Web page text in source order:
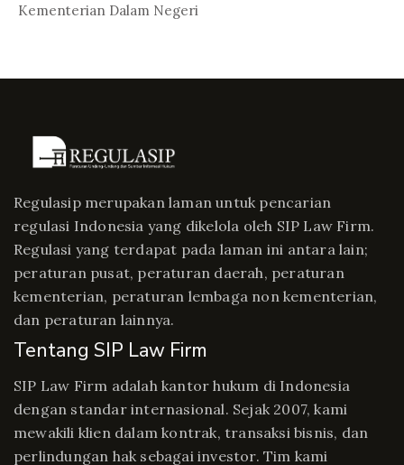
Kementerian Dalam Negeri
In Peratur...
Regulasip merupakan laman untuk pencarian
regulasi Indonesia yang dikelola oleh SIP Law Firm.
Regulasi yang terdapat pada laman ini antara lain;
peraturan pusat, peraturan daerah, peraturan
kementerian, peraturan lembaga non kementerian,
dan peraturan lainnya.
Tentang SIP Law Firm
SIP Law Firm adalah kantor hukum di Indonesia
dengan standar internasional. Sejak 2007, kami
mewakili klien dalam kontrak, transaksi bisnis, dan
perlindungan hak sebagai investor. Tim kami